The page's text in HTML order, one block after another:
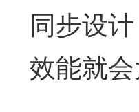
同步设
效能就会